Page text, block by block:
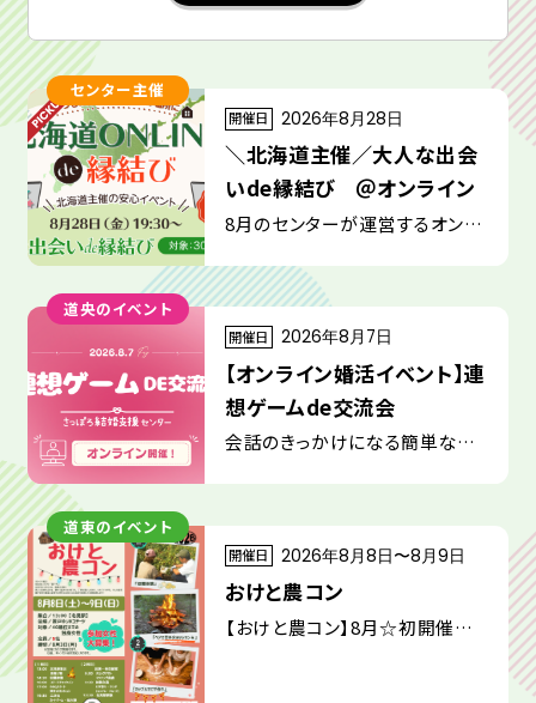
センター主催
開催日 2026年8月28日
＼北海道主催／大人な出会
いde縁結び ＠オンライン
8月のセンターが運営するオンラ
縁結び】
道央のイベント
開催日 2026年8月7日
【オンライン婚活イベント】連
想ゲームde交流会
会話のきっかけになる簡単なゲ
道東のイベント
開催日 2026年8月8日〜8月9日
おけと農コン
【おけと農コン】8月☆初開催決